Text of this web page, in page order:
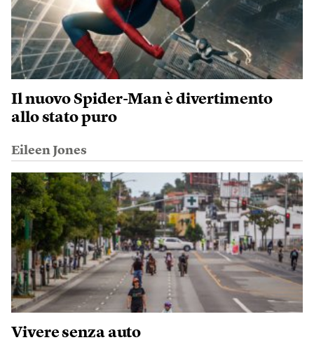
Il nuovo Spider-Man è divertimento
allo stato puro
Eileen Jones
Vivere senza auto